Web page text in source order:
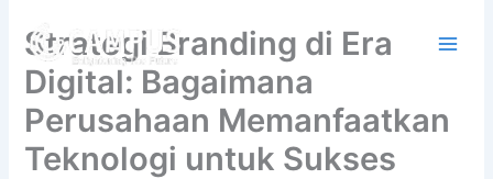
content
Strategi Branding di Era
Digital: Bagaimana
Perusahaan Memanfaatkan
Teknologi untuk Sukses